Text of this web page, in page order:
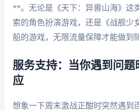
**。无论是《天下：异兽山海》这
索的角色扮演游戏，还是《战舰少
船的游戏，无限流量保障才能做到
服务支持：当你遇到问题
应
想象一下周末激战正酣时突然遇到